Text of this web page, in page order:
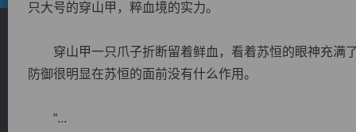
只大号的穿山甲，粹血境的实力。
穿山甲一只爪子折断留着鲜血，看着苏恒的眼神充满
防御很明显在苏恒的面前没有什么作用。
“...